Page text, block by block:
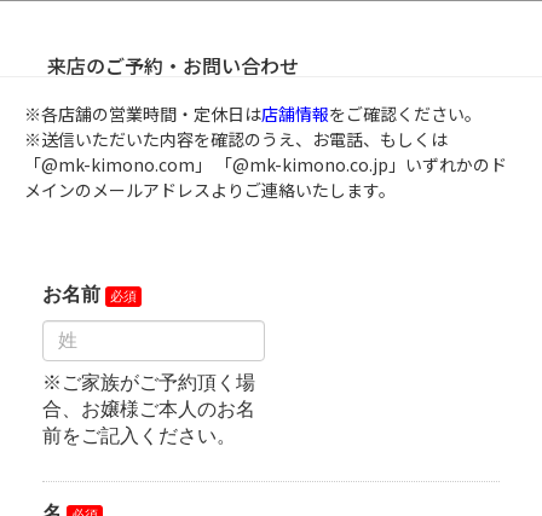
来店のご予約・お問い合わせ
※各店舗の営業時間・定休日は店舗情報をご確認ください。
※送信いただいた内容を確認のうえ、お電話、もしくは
「@mk-kimono.com」
「@mk-kimono.co.jp」 いずれかのド
メインのメールアドレスよりご連絡いたします。